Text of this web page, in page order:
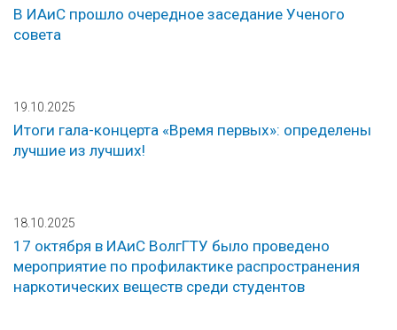
В ИАиС прошло очередное заседание Ученого
совета
19.10.2025
Итоги гала-концерта «Время первых»: определены
лучшие из лучших!
18.10.2025
17 октября в ИАиС ВолгГТУ было проведено
мероприятие по профилактике распространения
наркотических веществ среди студентов